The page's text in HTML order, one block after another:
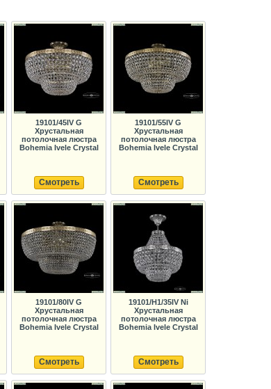
19101/45IV G
Хрустальная
потолочная люстра
Bohemia Ivele Crystal
Смотреть
19101/55IV G
Хрустальная
потолочная люстра
Bohemia Ivele Crystal
Смотреть
19101/80IV G
Хрустальная
потолочная люстра
Bohemia Ivele Crystal
Смотреть
19101/H1/35IV Ni
Хрустальная
потолочная люстра
Bohemia Ivele Crystal
Смотреть